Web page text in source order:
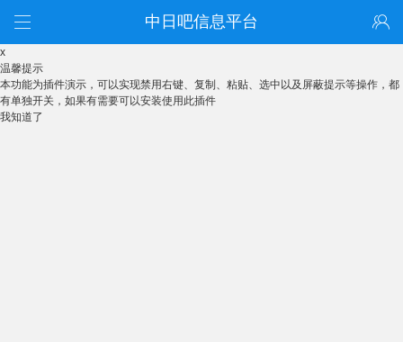
中日吧信息平台
x
温馨提示
本功能为插件演示，可以实现禁用右键、复制、粘贴、选中以及屏蔽提示等操作，都
有单独开关，如果有需要可以安装使用此插件
我知道了